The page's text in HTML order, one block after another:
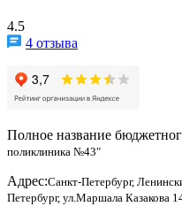
4.5
4 отзыва
Полное название
поликлиника №43"
Адрес:Санкт-Петербург,
Петербург, ул.Маршала Казакова